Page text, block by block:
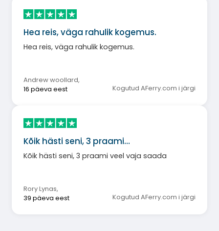
Hea reis, väga rahulik kogemus.
Hea reis, väga rahulik kogemus.
Andrew woollard,
16 päeva eest
Kogutud AFerry.com i järgi
Kõik hästi seni, 3 praami…
Kõik hästi seni, 3 praami veel vaja saada
Rory Lynas,
39 päeva eest
Kogutud AFerry.com i järgi